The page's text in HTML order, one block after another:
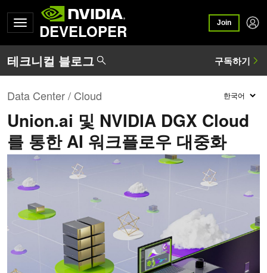
DEVELOPER Join
Data Center / Cloud
Union.ai 및 NVIDIA DGX Cloud
를 통한 AI 워크플로우 대중화